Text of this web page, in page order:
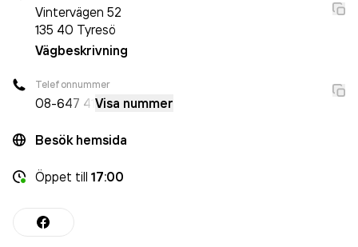
Vintervägen 52
135 40 Tyresö
Vägbeskrivning
Telefonnummer
08-647 41 Visa nummer
Besök hemsida
Öppet till 17:00